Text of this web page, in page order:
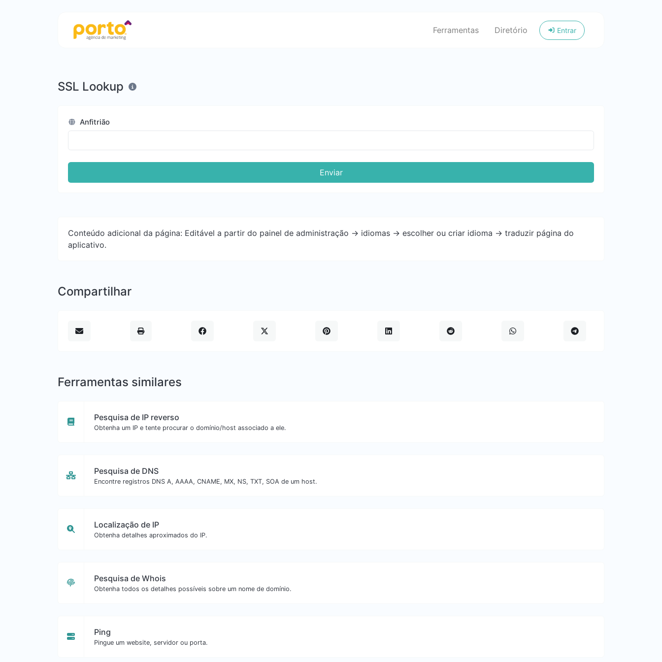
Ferramentas Diretório Entrar
SSL Lookup
Anfitrião
Enviar
Conteúdo adicional da página: Editável a partir do painel de administração -> idiomas -> escolher ou criar idioma -> traduzir página do
aplicativo.
Compartilhar
Ferramentas similares
Pesquisa de IP reverso
Obtenha um IP e tente procurar o domínio/host associado a ele.
Pesquisa de DNS
Encontre registros DNS A, AAAA, CNAME, MX, NS, TXT, SOA de um host.
Localização de IP
Obtenha detalhes aproximados do IP.
Pesquisa de Whois
Obtenha todos os detalhes possíveis sobre um nome de domínio.
Ping
Pingue um website, servidor ou porta.